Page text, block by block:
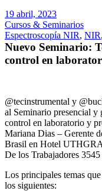
19 abril, 2023
Cursos & Seminarios
Espectroscopía NIR, NIR,
Nuevo Seminario:
control en
@tecinstrumental y
al Seminario presencial
control en laboratorio y
Mariana Dias – Gerente
Brasil en Hotel
De los Trabajadores
Los principales temas
los siguientes: